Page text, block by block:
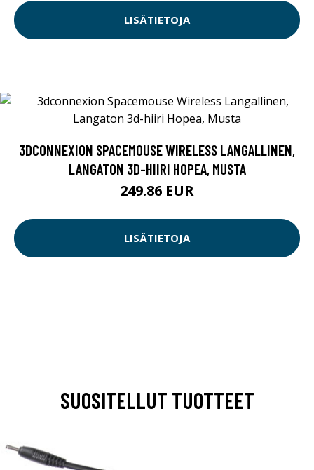
LISÄTIETOJA
3DCONNEXION SPACEMOUSE WIRELESS LANGALLINEN,
LANGATON 3D-HIIRI HOPEA, MUSTA
249.86 EUR
LISÄTIETOJA
SUOSITELLUT TUOTTEET